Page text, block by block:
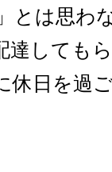
とは思わ
達しても
休日を過